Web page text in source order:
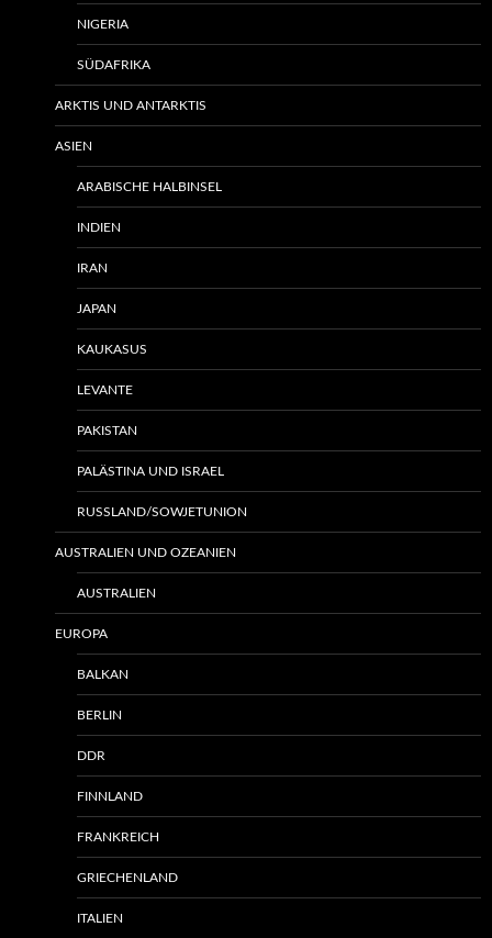
NIGERIA
SÜDAFRIKA
ARKTIS UND ANTARKTIS
ASIEN
ARABISCHE HALBINSEL
INDIEN
IRAN
JAPAN
KAUKASUS
LEVANTE
PAKISTAN
PALÄSTINA UND ISRAEL
RUSSLAND/SOWJETUNION
AUSTRALIEN UND OZEANIEN
AUSTRALIEN
EUROPA
BALKAN
BERLIN
DDR
FINNLAND
FRANKREICH
GRIECHENLAND
ITALIEN